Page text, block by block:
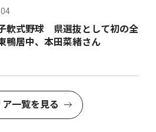
軟式野球 県選抜として初の全
鴨居中、本田菜緒さん
ア一覧を見る